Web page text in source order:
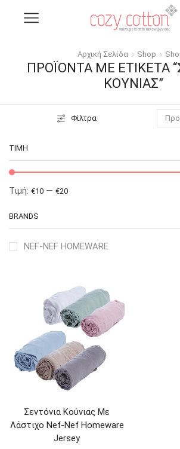
Αρχική Σελίδα Shop
ΠΡΟΪΌΝΤΑ ΜΕ ΕΤΙΚΈΤΑ
ΚΟΎΝΙΑΣ”
Φίλτρα
ΤΙΜΉ
Τιμή: €10 — €20
BRANDS
NEF-NEF HOMEWARE
Σεντόνια Κούνιας Με
Λάστιχο Nef-Nef Homeware
Jersey